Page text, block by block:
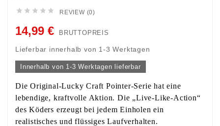
     REVIEW (0)
14,99 € BRUTTOPREIS
Lieferbar innerhalb von 1-3 Werktagen
Innerhalb von 1-3 Werktagen lieferbar
Die Original-Lucky Craft Pointer-Serie hat eine
lebendige, kraftvolle Aktion. Die „Live-Like-Action“
des Köders erzeugt bei jedem Einholen ein
realistisches und flüssiges Laufverhalten.